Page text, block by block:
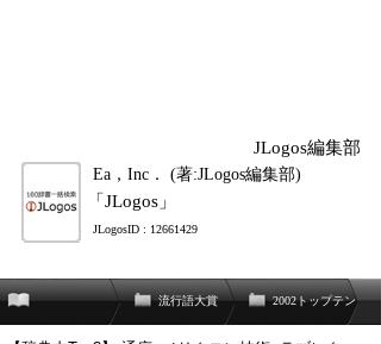
JLogos編集部
Ea，Inc． (著:JLogos編集部)
「JLogos」
JLogosID : 12661429
流行語大賞 2002トップテン